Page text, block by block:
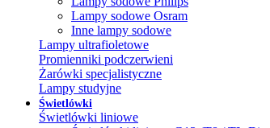
Lampy sodowe Osram
Inne lampy sodowe
Lampy ultrafioletowe
Promienniki podczerwieni
Żarówki specjalistyczne
Lampy studyjne
Świetlówki
Świetlówki liniowe